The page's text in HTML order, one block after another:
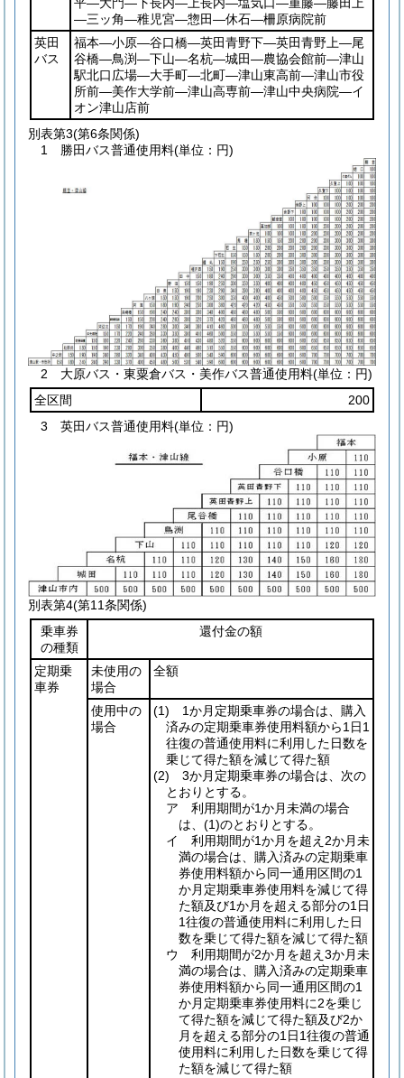
―三ッ角―稚児宮―惣田―休石―柵原病院前
英田
バス
福本―小原―谷口橋―英田青野下―英田青野上―尾
谷橋―鳥渕―下山―名杭―城田―農協会館前―津山
駅北口広場―大手町―北町―津山東高前―津山市役
所前―美作大学前―津山高専前―津山中央病院―イ
オン津山店前
別表第3(第6条関係)
1 勝田バス普通使用料(単位：円)
2 大原バス・東粟倉バス・美作バス普通使用料(単位：円)
全区間
200
3 英田バス普通使用料(単位：円)
別表第4(第11条関係)
乗車券
の種類
還付金の額
定期乗
車券
未使用の
場合
全額
使用中の
場合
(1) 1か月定期乗車券の場合は、購入
済みの定期乗車券使用料額から1日1
往復の普通使用料に利用した日数を
乗じて得た額を減じて得た額
(2) 3か月定期乗車券の場合は、次の
とおりとする。
ア 利用期間が1か月未満の場合
は、 (1)のとおりとする。
イ 利用期間が1か月を超え2か月未
満の場合は、購入済みの定期乗車
券使用料額から同一通用区間の1
か月定期乗車券使用料を減じて得
た額及び1か月を超える部分の1日
1往復の普通使用料に利用した日
数を乗じて得た額を減じて得た額
ウ 利用期間が2か月を超え3か月未
満の場合は、購入済みの定期乗車
券使用料額から同一通用区間の1
か月定期乗車券使用料に2を乗じ
て得た額を減じて得た額及び2か
月を超える部分の1日1往復の普通
使用料に利用した日数を乗じて得
た額を減じて得た額